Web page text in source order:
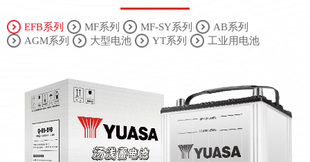
EFB系列 MF系列 MF-SY系列
AB系列
AGM系列
大型电池 YT系列 工业用电池